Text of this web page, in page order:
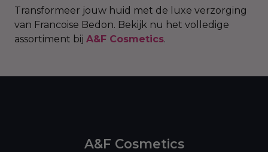
Transformeer jouw huid met de luxe verzorging
van Francoise Bedon. Bekijk nu het volledige
assortiment bij A&F Cosmetics.
A&F Cosmetics